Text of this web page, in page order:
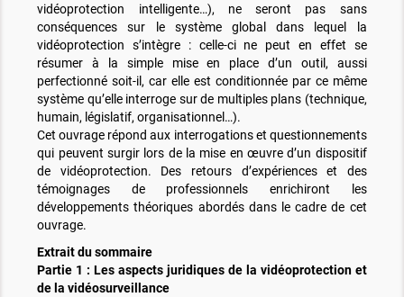
vidéoprotection intelligente…), ne seront pas sans
conséquences sur le système global dans lequel la
vidéoprotection s’intègre : celle-ci ne peut en effet se
résumer à la simple mise en place d’un outil, aussi
perfectionné soit-il, car elle est conditionnée par ce même
système qu’elle interroge sur de multiples plans (technique,
humain, législatif, organisationnel…).
Cet ouvrage répond aux interrogations et questionnements
qui peuvent surgir lors de la mise en œuvre d’un dispositif
de vidéoprotection. Des retours d’expériences et des
témoignages de professionnels enrichiront les
développements théoriques abordés dans le cadre de cet
ouvrage.
Extrait du sommaire
Partie 1 : Les aspects juridiques de la vidéoprotection et
de la vidéosurveillance